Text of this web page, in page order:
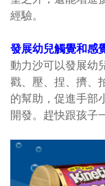
經驗。
發展幼兒觸覺和感
動力沙可以發展幼
戳、壓、捏、擠、
的幫助，促進手部
開發。趕快跟孩子